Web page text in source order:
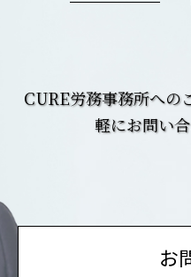
CURE労務事務所への
軽にお問い
お